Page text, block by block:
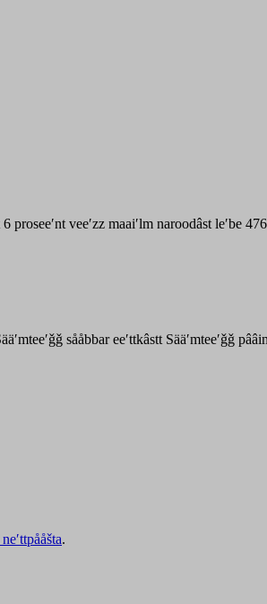
6 proseeʹnt veeʹzz maaiʹlm naroodâst leʹbe
sååbbar eeʹttkâstt Sääʹmteeʹǧǧ
.